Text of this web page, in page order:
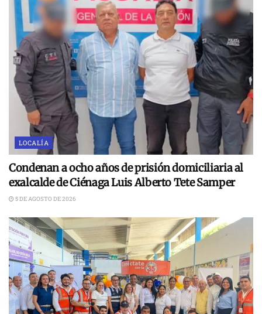
LOCALÍA
Condenan a ocho años de prisión domiciliaria al
exalcalde de Ciénaga Luis Alberto Tete Samper
5 DE AGOSTO DE 2026